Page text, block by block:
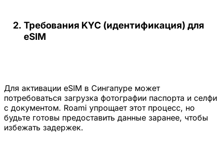
Требования KYC (идентификация) для
eSIM
Для активации eSIM в Сингапуре может
потребоваться загрузка фотографии паспорта и селфи
с документом. Roami упрощает этот процесс, но
будьте готовы предоставить данные заранее, чтобы
избежать задержек.